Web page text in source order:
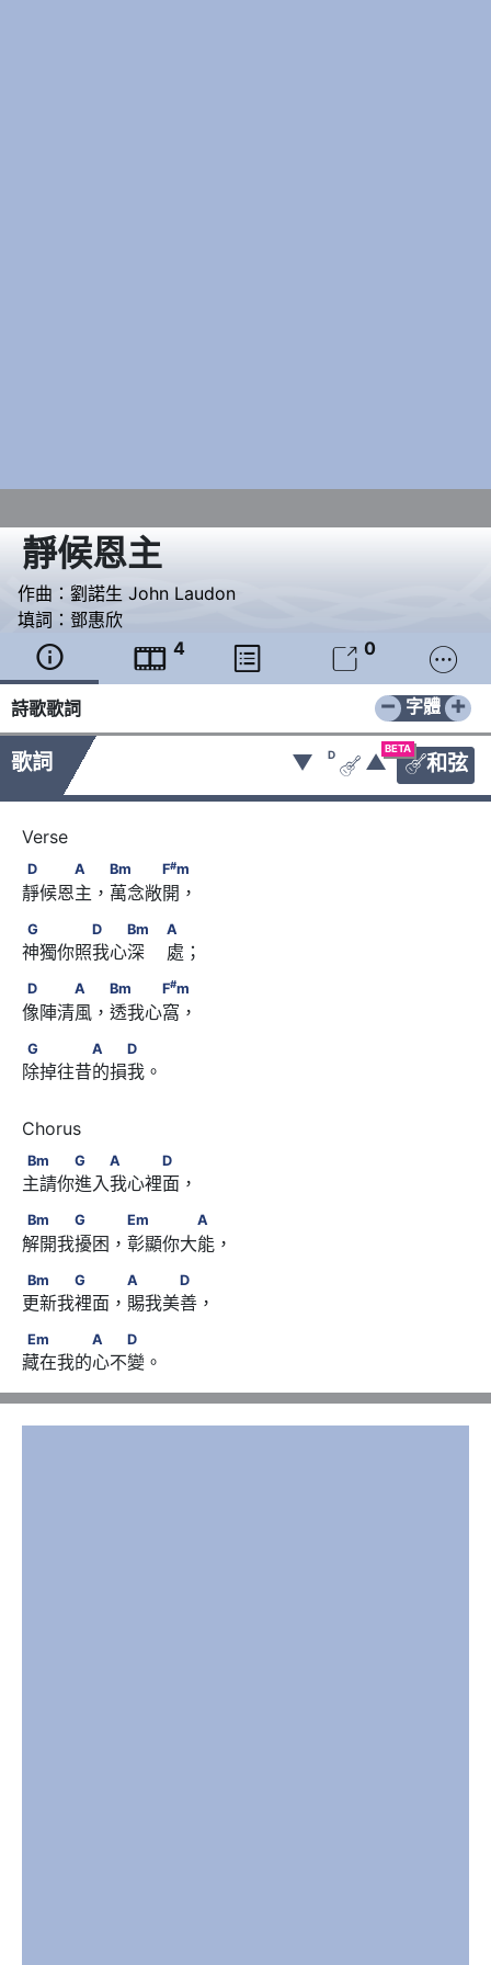
靜候恩主
作曲： 劉諾生 John Laudon
填詞： 鄧惠欣
  4   0 
詩歌歌詞 − +
字體
歌詞
BETA
和弦
▼ D
 ▲
D　　　A　 Bm　　　F
D A Bm F#m
靜候恩主，萬念敞開，
G　　　　D　　Bm　                        A
G D Bm A
神獨你照我心深    處；
D　　　A　 Bm　　　F
D A Bm F#m
像陣清風，透我心窩，
G　　　　A　　D
G A D
除掉往昔的損我。
Bm　　　G　　A　　　D
Bm G A D
主請你進入我心裡面，
Bm　　　G　　 Em　　　　A
Bm G Em A
解開我擾困，彰顯你大能，
Bm　　　G　　 A　　　D
Bm G A D
更新我裡面，賜我美善，
Em　　　　A　　D
Em A D
藏在我的心不變。